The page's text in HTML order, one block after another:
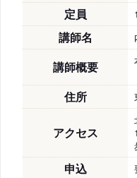
定員
講師名
講師概要
住所
アクセス
申込